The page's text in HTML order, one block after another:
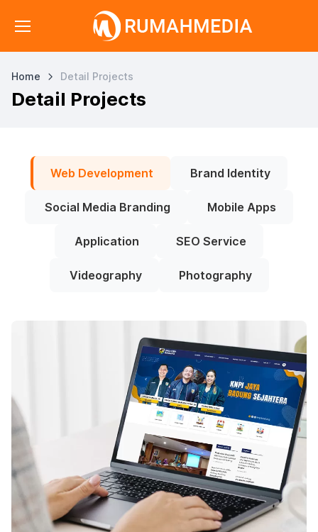
Home Detail Projects
Detail Projects
Web Development Brand Identity
Social Media Branding Mobile Apps
Application SEO Service
Videography Photography